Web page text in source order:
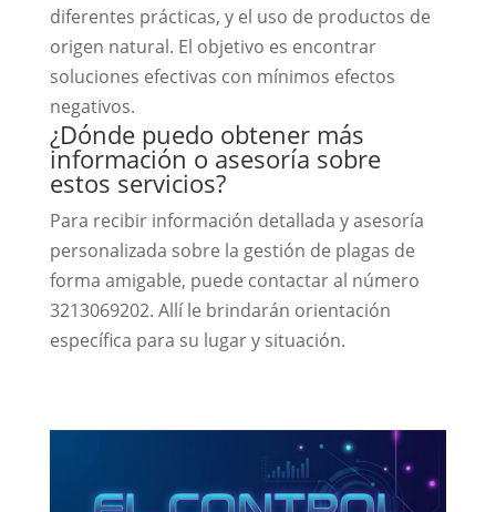
diferentes prácticas, y el uso de productos de
origen natural. El objetivo es encontrar
soluciones efectivas con mínimos efectos
negativos.
¿Dónde puedo obtener más
información o asesoría sobre
estos servicios?
Para recibir información detallada y asesoría
personalizada sobre la gestión de plagas de
forma amigable, puede contactar al número
3213069202. Allí le brindarán orientación
específica para su lugar y situación.